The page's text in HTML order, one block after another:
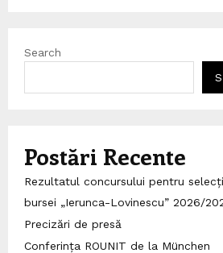
Search
Postări Recente
Rezultatul concursului pentru
bursei „Ierunca-Lovinescu” 2026/
Precizări de presă
Conferința ROUNIT de la München